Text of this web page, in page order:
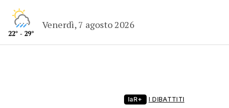
22° - 29°
Venerdì, 7 agosto 2026
laR+ I DIBATTITI